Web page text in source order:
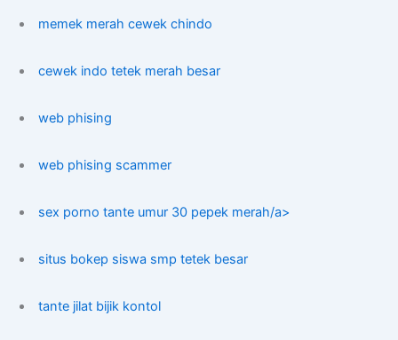
memek merah cewek chindo
cewek indo tetek merah besar
web phising
web phising scammer
sex porno tante umur 30 pepek merah/a>
situs bokep siswa smp tetek besar
tante jilat bijik kontol